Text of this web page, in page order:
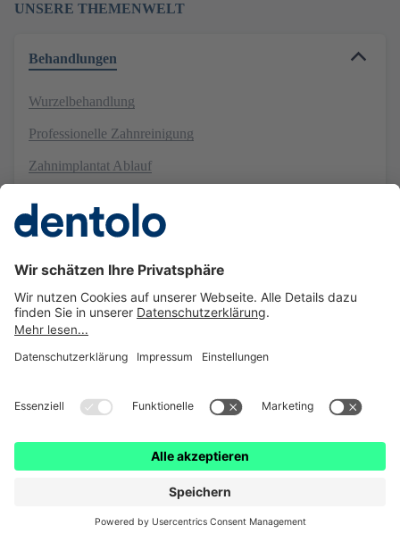
UNSERE THEMENWELT
Behandlungen
Wurzelbehandlung
Professionelle Zahnreinigung
Zahnimplantat Ablauf
Zahnkrone
Zahnprothese
Kosten
Zahnbeschwerden
Zahnpflege
Zahnzusatzversicherung
Über dentolo